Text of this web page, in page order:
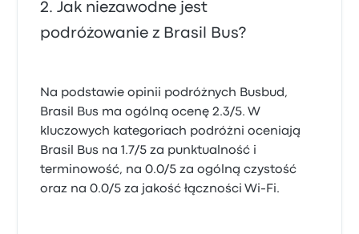
Jak niezawodne jest
podróżowanie z Brasil Bus?
Na podstawie opinii podróżnych Busbud,
Brasil Bus ma ogólną ocenę 2.3/5. W
kluczowych kategoriach podróżni oceniają
Brasil Bus na 1.7/5 za punktualność i
terminowość, na 0.0/5 za ogólną czystość
oraz na 0.0/5 za jakość łączności Wi-Fi.